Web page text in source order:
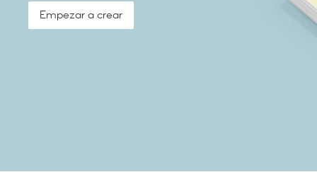
Empezar a crear